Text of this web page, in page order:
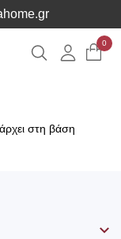
Αναζήτηση
0
στη βάση